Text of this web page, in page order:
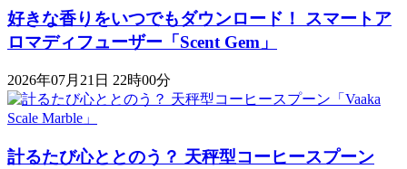
好きな香りをいつでもダウンロード！ スマートア
ロマディフューザー「Scent Gem」
2026年07月21日 22時00分
計るたび心ととのう？ 天秤型コーヒースプーン